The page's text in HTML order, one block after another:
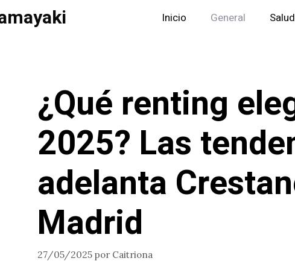
Inicio General Salud
¿Qué renting
2025? Las
adelanta
Madrid
27/05/2025 por Caitriona